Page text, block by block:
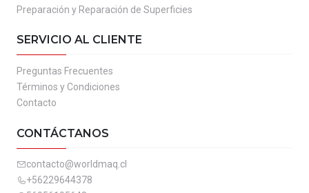
Preparación y Reparación de Superficies
SERVICIO AL CLIENTE
Preguntas Frecuentes
Términos y Condiciones
Contacto
CONTÁCTANOS
contacto@worldmaq.cl
+56229644378